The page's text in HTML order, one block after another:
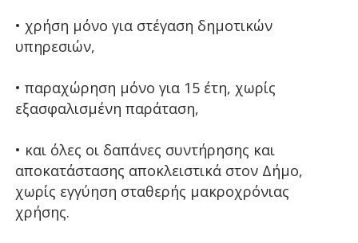
• χρήση μόνο για στέγαση δημοτικών
υπηρεσιών,
• παραχώρηση μόνο για 15 έτη, χωρίς
εξασφαλισμένη παράταση,
• και όλες οι δαπάνες συντήρησης και
αποκατάστασης αποκλειστικά στον Δήμο,
χωρίς εγγύηση σταθερής μακροχρόνιας
χρήσης.